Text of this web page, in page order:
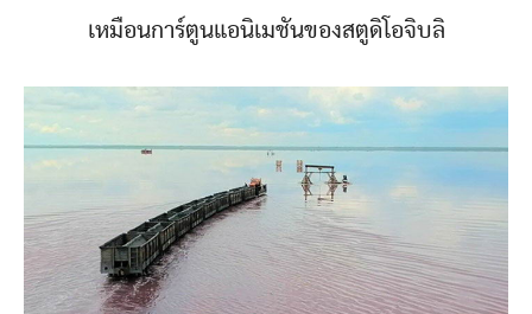
เหมือนการ์ตูนแอนิเมชันของสตูดิโอจิบลิ